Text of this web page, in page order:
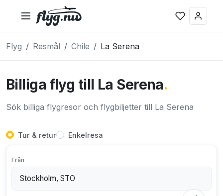
Flyg Resmål Chile La Serena
Billiga flyg till La Serena.
Sök billiga flygresor och flygbiljetter till La Serena
Tur & retur Enkelresa
Från